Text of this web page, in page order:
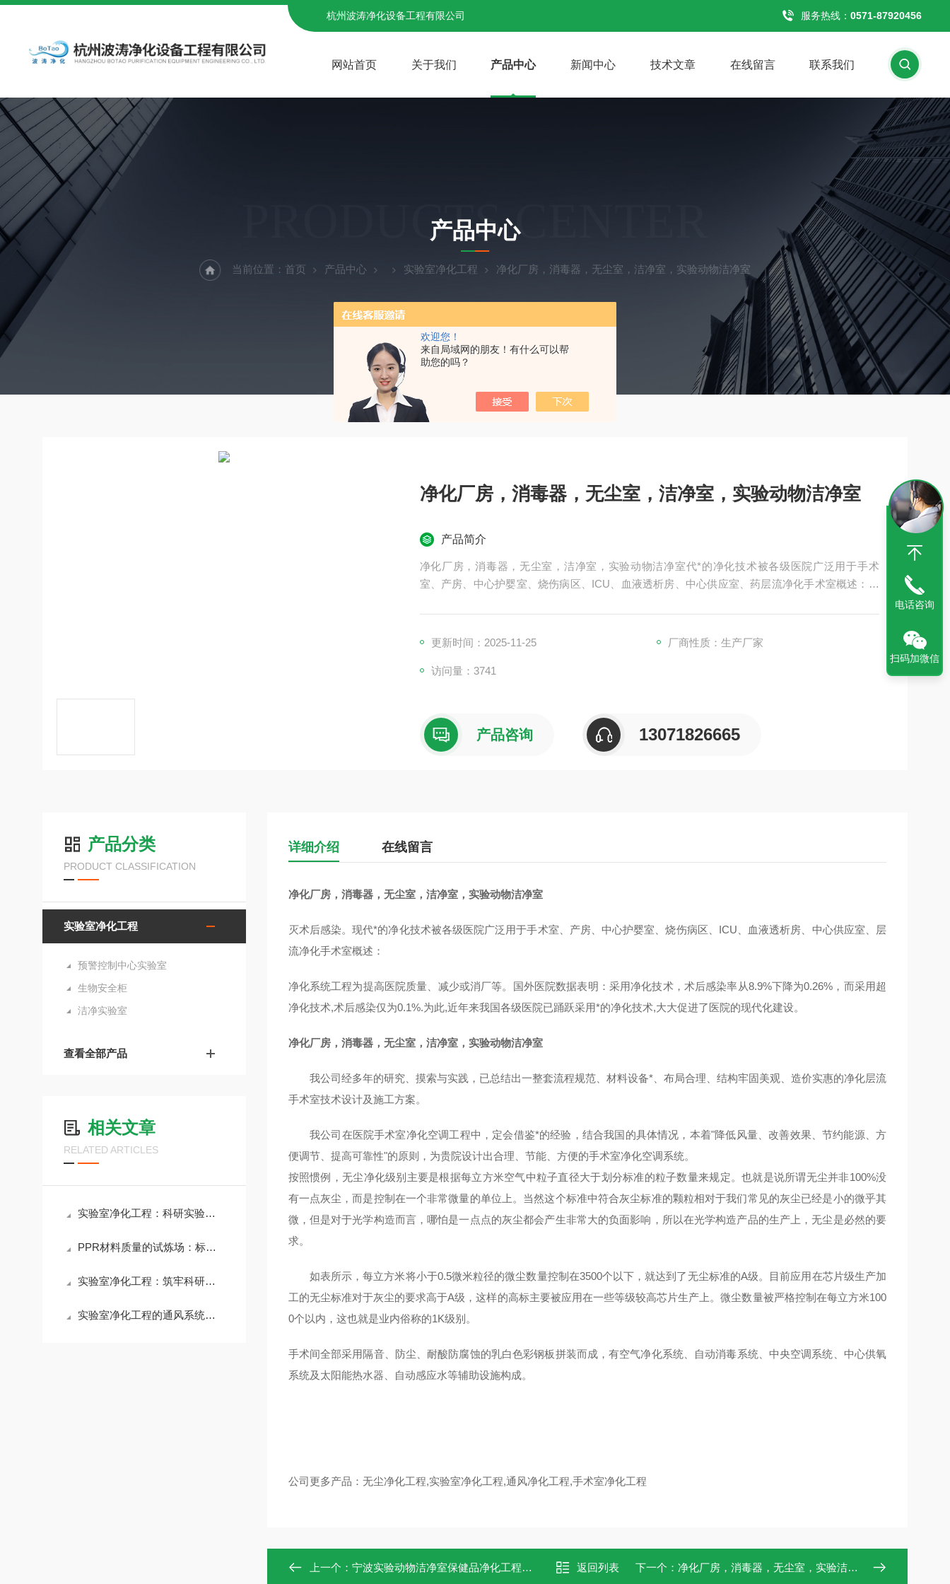
欢迎您！
来自局域网的朋友！有什么可以帮
助您的吗？
杭州波涛净化设备工程有限公司 服务热线： 0571-87920456
网站首页 关于我们 产品中心 新闻中心 技术文章 在线留言 联系我们
PRODUCTS CENTER
产品中心
当前位置： 首页 产品中心 实验室净化工程 净化厂房，消毒器，无尘室，洁净室，实验动物洁净室
净化厂房，消毒器，无尘室，洁净室，实验动物洁净室
产品简介
净化厂房，消毒器，无尘室，洁净室，实验动物洁净室代*的净化技术被各级医院广泛用于手术
室、产房、中心护婴室、烧伤病区、ICU、血液透析房、中心供应室、药层流净化手术室概述：净
更新时间：2025-11-25 厂商性质：生产厂家
访问量：3741
产品咨询 13071826665
产品分类
PRODUCT CLASSIFICATION
实验室净化工程
预警控制中心实验室
生物安全柜
洁净实验室
查看全部产品
相关文章
RELATED ARTICLES
实验室净化工程：科研实验环境的基础保障体系
PPR材料质量的试炼场：标准化PPR实验室建设与运行价值
实验室净化工程：筑牢科研精准性的环境防线
实验室净化工程的通风系统设计要点
详细介绍 在线留言
净化厂房，消毒器，无尘室，洁净室，实验动物洁净室
灭术后感染。现代*的净化技术被各级医院广泛用于手术室、产房、中心护婴室、烧伤病区、 ICU 、血液透析房、中心供应室、层
流净化手术室概述：
净化系统工程为提高医院质量、减少或消厂等。国外医院数据表明：采用净化技术，术后感染率从8.9%下降为0.26% ，而采用超
净化技术,术后感染仅为0.1%.为此,近年来我国各级医院已踊跃采用*的净化技术,大大促进了医院的现代化建设。
净化厂房，消毒器，无尘室，洁净室，实验动物洁净室
我公司经多年的研究、摸索与实践，已总结出一整套流程规范、材料设备*、布局合理、结构牢固美观、造价实惠的净化层流
手术室技术设计及施工方案。
我公司在医院手术室净化空调工程中，定会借鉴*的经验，结合我国的具体情况，本着"降低风量、改善效果、节约能源、方
便调节、提高可靠性"的原则， 为贵院设计出合理、节能、方便的手术室净化空调系统。
按照惯例，无尘净化级别主要是根据每立方米空气中粒子直径大于划分标准的粒子数量来规定。也就是说所谓无尘并非100%没
有一点灰尘，而是控制在一个非常微量的单位上。当然这个标准中符合灰尘标准的颗粒相对于我们常见的灰尘已经是小的微乎其
微，但是对于光学构造而言，哪怕是一点点的灰尘都会产生非常大的负面影响，所以在光学构造产品的生产上，无尘是必然的要
求。
如表所示，每立方米将小于0.5微米粒径的微尘数量控制在3500个以下，就达到了无尘标准的A级。目前应用在芯片级生产加
工的无尘标准对于灰尘的要求高于A级，这样的高标主要被应用在一些等级较高芯片生产上。微尘数量被严格控制在每立方米100
0个以内，这也就是业内俗称的1K级别。
手术间全部采用隔音、防尘、耐酸防腐蚀的乳白色彩钢板拼装而成，有空气净化系统、自动消毒系统、中央空调系统、中心供氧
系统及太阳能热水器、自动感应水等辅助设施构成。
公司更多产品： 无尘净化工程,实验室净化工程,通风净化工程,手术室净化工程
上一个： 宁波实验动物洁净室保健品净化工程净化车间 返回列表 下一个： 净化厂房，消毒器，无尘室，实验洁净室
电话咨询
扫码加微信